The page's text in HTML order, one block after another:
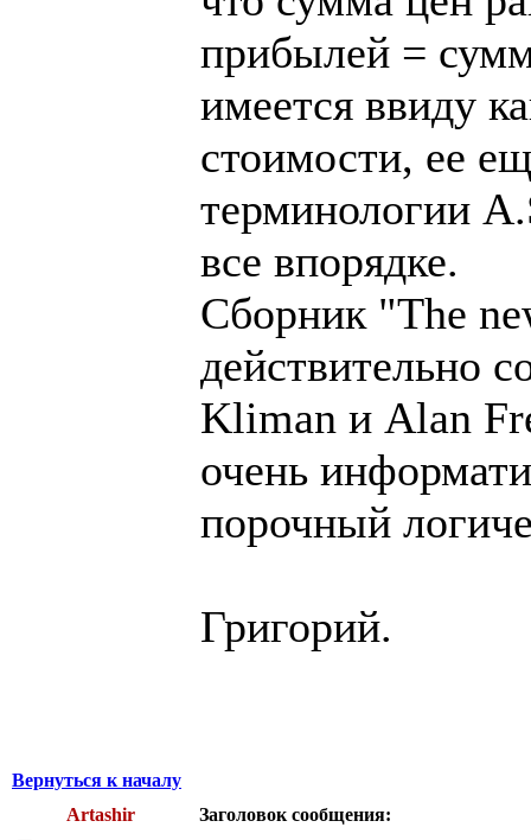
прибылей =
имеется ввиду
стоимости, ее
терминологии
все впорядке.
Сборник "The
действительно
Kliman и Alan
очень
порочный
Григорий.
Вернуться к началу
Artashir
Заголовок сообщения: